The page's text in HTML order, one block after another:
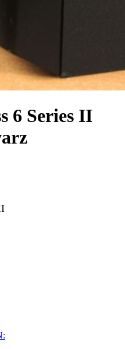
6 Series II